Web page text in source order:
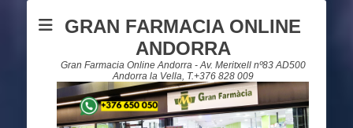
GRAN FARMACIA ONLINE
ANDORRA
Gran Farmacia Online Andorra - Av. Meritxell nº83 AD500
Andorra la Vella, T.+376 828 009